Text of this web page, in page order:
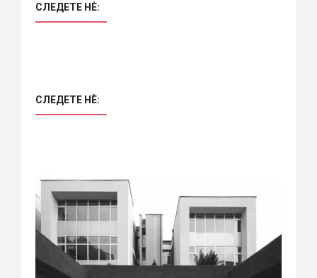
СЛЕДЕТЕ НÈ:
СЛЕДЕТЕ НÈ: